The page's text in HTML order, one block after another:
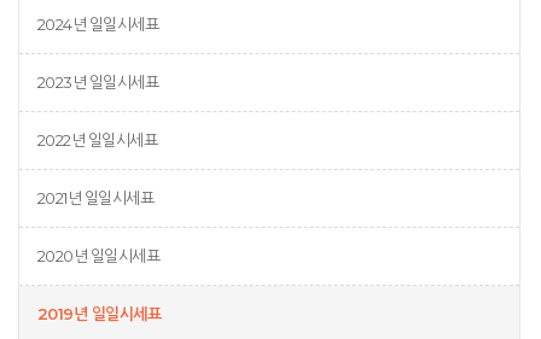
2024년 일일시세표
2023년 일일시세표
2022년 일일시세표
2021년 일일시세표
2020년 일일시세표
2019년 일일시세표